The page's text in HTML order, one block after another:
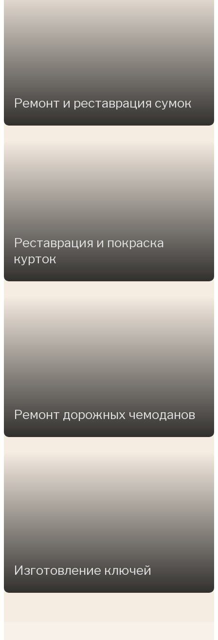
Ремонт и реставрация сумок
Реставрация и покраска
курток
Ремонт дорожных чемоданов
Изготовление ключей